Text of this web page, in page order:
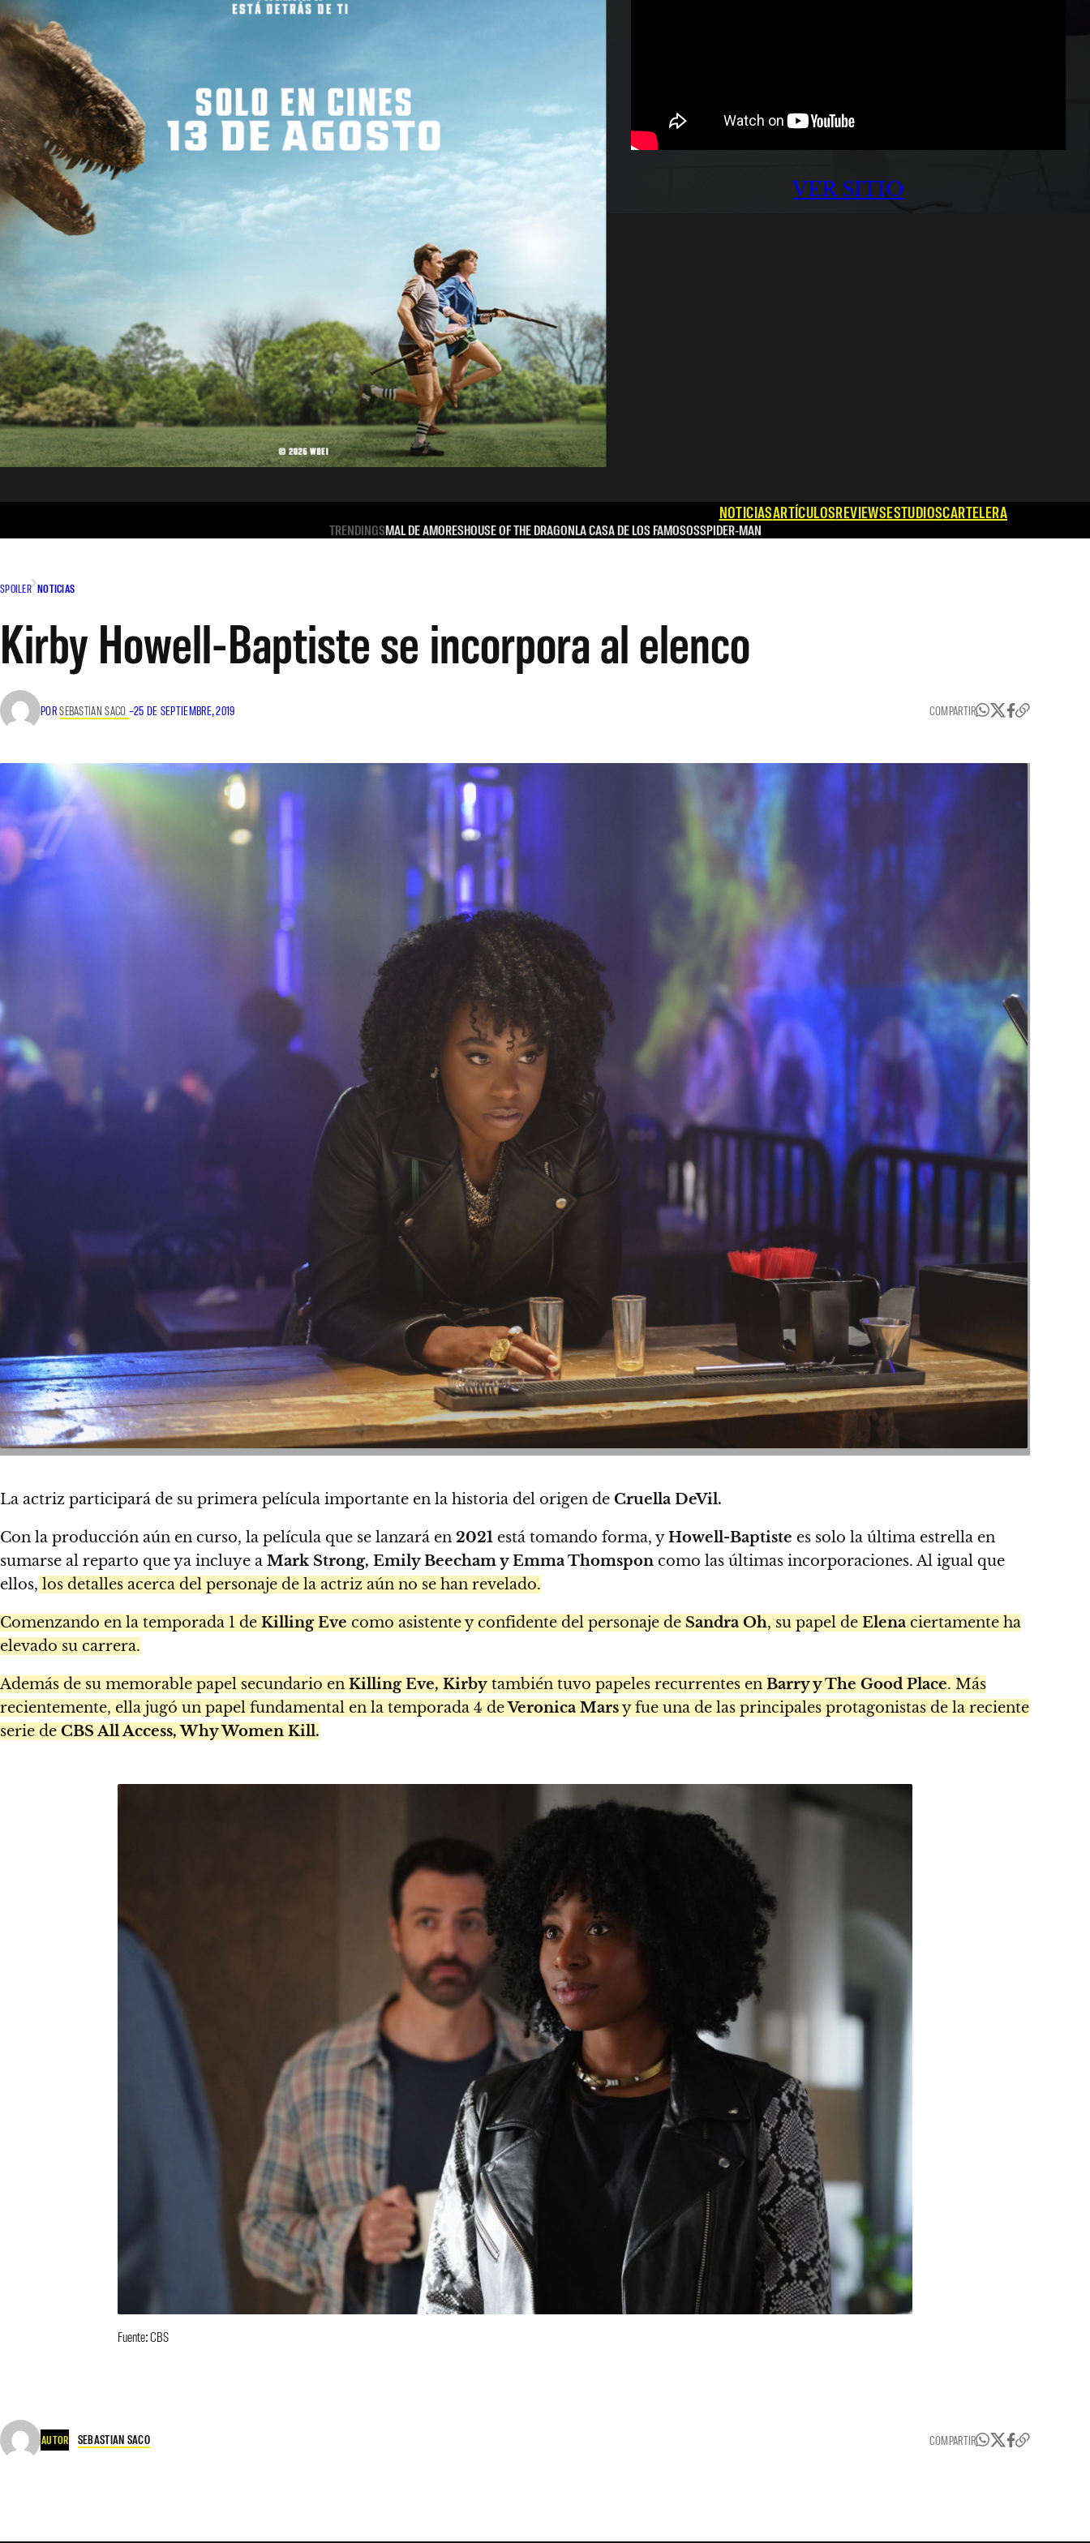
VER SITIO
NOTICIASARTÍCULOSREVIEWSESTUDIOSCARTELERA
TRENDINGSMAL DE AMORESHOUSE OF THE DRAGONLA CASA DE LOS FAMOSOSSPIDER-MAN
SPOILER NOTICIAS
Kirby Howell-Baptiste se incorpora al elenco
PORSEBASTIAN SACO –25 DE SEPTIEMBRE, 2019 COMPARTIR
La actriz participará de su primera película importante en la historia del origen de Cruella DeVil.
Con la producción aún en curso, la película que se lanzará en 2021 está tomando forma, yHowell-Baptiste es solo la última estrella en
sumarse al reparto que ya incluye a Mark Strong, Emily Beecham y Emma Thomspon como las últimas incorporaciones. Al igual que
ellos, los detalles acerca del personaje de la actriz aún no se han revelado.
Comenzando en la temporada 1 de Killing Eve como asistente y confidente del personaje de Sandra Oh, su papel de Elena ciertamente ha
elevado su carrera.
Además de su memorable papel secundario en Killing Eve, Kirby también tuvo papeles recurrentes en Barry y The Good Place. Más
recientemente, ella jugó un papel fundamental en la temporada 4 deVeronica Marsy fue una de las principales protagonistas de la reciente
serie de CBS All Access, Why Women Kill.
Fuente: CBS
AUTOR SEBASTIAN SACO COMPARTIR